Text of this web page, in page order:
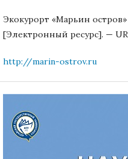
Экокурорт «Марьин
[Электронный ресурс]. —
http://marin-ostrov.ru